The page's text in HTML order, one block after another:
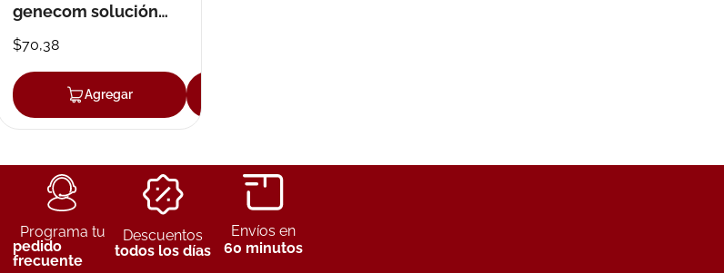
Agregar
genecom solución
inyectable
$70,38
Agregar
Programa tu
pedido
frecuente
Descuentos
todos los días
Envíos en
60 minutos